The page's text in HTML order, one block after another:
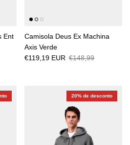
Ent
Camisola Deus Ex Machina
Axis Verde
€119,19 EUR €148,99
20% de desconto